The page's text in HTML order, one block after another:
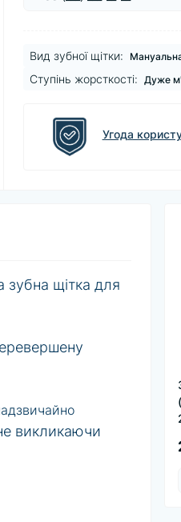
Вид зубної щітки:
Ступінь жорсткості: Дуже
Угода
зубна щітка для
викликаючи